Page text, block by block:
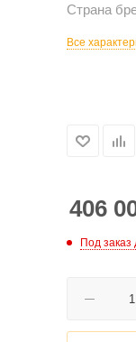
Страна
Все
406
Под заказ